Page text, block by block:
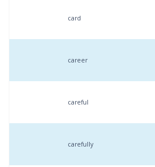
card
career
careful
carefully